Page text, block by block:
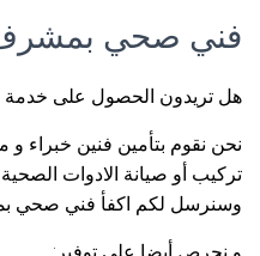
فني صحي
هل تريدون الحصول على
نحن نقوم بتأمين فنين خبراء و
تركيب أو صيانة الادوات
وسنرسل لكم اكفأ فني صحي